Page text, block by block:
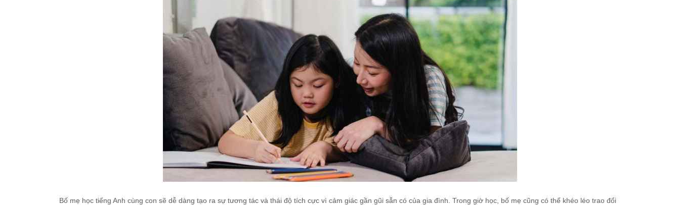
Bố mẹ học tiếng Anh cùng con sẽ dễ dàng tạo ra sự tương tác và thái độ tích cực vì cảm giác gần gũi sẵn có của gia đình. Trong giờ học, bố mẹ cũng có thể khéo léo trao đổi